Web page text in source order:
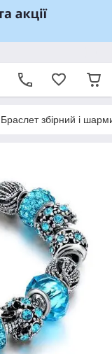
Браслет збірний і